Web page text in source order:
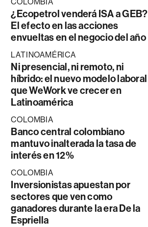
¿Ecopetrol venderá ISA a GEB?
El efecto en las acciones
envueltas en el negocio del año
LATINOAMÉRICA
Ni presencial, ni remoto, ni
híbrido: el nuevo modelo laboral
que WeWork ve crecer en
Latinoamérica
COLOMBIA
Banco central colombiano
mantuvo inalterada la tasa de
interés en 12%
COLOMBIA
Inversionistas apuestan por
sectores que ven como
ganadores durante la era De la
Espriella